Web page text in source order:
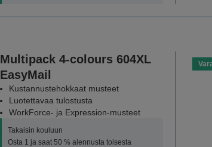
Multipack 4-colours 604XL
EasyMail
Kustannustehokkaat musteet
Luotettavaa tulostusta
WorkForce- ja Expression-musteet
Takaisin kouluun
Osta 1 ja saat 50 % alennusta toisesta